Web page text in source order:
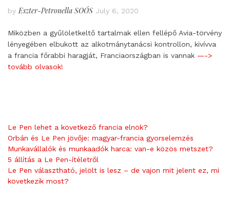
by Eszter-Petronella SOÓS July 6, 2020
Miközben a gyűlöletkeltő tartalmak ellen fellépő Avia-törvény
lényegében elbukott az alkotmánytanácsi kontrollon, kivívva
a francia főrabbi haragját, Franciaországban is vannak —->
tovább olvasok!
Le Pen lehet a következő francia elnök?
Orbán és Le Pen jövője: magyar-francia gyorselemzés
Munkavállalók és munkaadók harca: van-e közös metszet?
5 állítás a Le Pen-ítéletről
Le Pen választható, jelölt is lesz – de vajon mit jelent ez, mi
következik most?